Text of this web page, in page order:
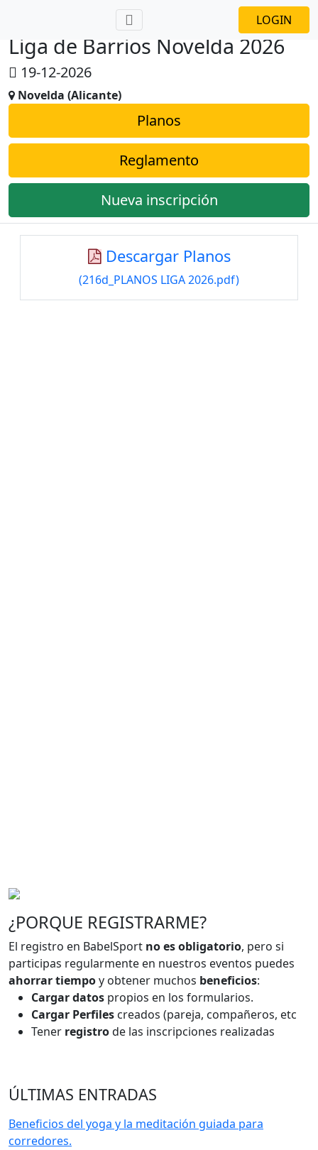
LOGIN
Liga de Barrios Novelda 2026
19-12-2026
Novelda (Alicante)
Planos
Reglamento
Nueva inscripción
Descargar Planos
(216d_PLANOS LIGA 2026.pdf)
¿PORQUE REGISTRARME?
El registro en BabelSport no es obligatorio, pero si
participas regularmente en nuestros eventos puedes
ahorrar tiempoy obtener muchos beneficios:
Cargar datos propios en los formularios.
Cargar Perfiles creados (pareja, compañeros, etc
Tener registrode las inscripciones realizadas
ÚLTIMAS ENTRADAS
Beneficios del yoga y la meditación guiada para
corredores.